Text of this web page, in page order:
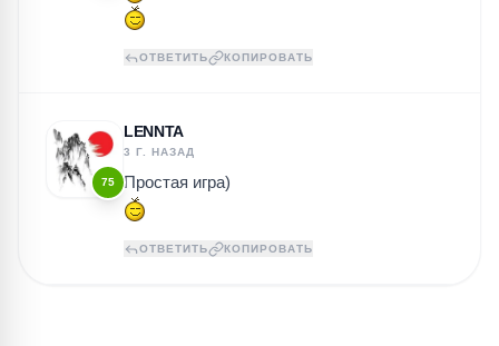
ОТВЕТИТЬ КОПИРОВАТЬ
75
LENNTA
3 Г. НАЗАД
Простая игра)
ОТВЕТИТЬ КОПИРОВАТЬ